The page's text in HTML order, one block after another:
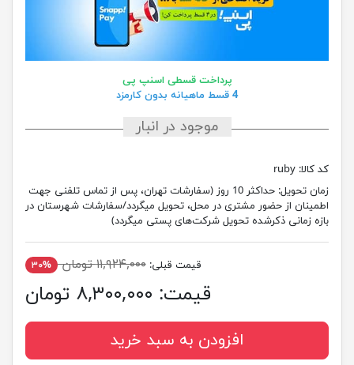
پرداخت قسطی اسنپ پی
4 قسط ماهیانه بدون کارمزد
موجود در انبار
کد کالا: ruby
زمان تحویل:
حداکثر 10 روز (سفارشات تهران، پس از تماس تلفنی جهت
اطمینان از حضور مشتری در محل، تحویل میگردد/سفارشات شهرستان در
بازه زمانی ذکرشده تحویل شرکت‌های پستی میگردد)
قیمت قبلی: ۱۱,۹۲۴,۰۰۰ تومان ۳۰%
قیمت: ۸,۳۰۰,۰۰۰ تومان
افزودن به سبد خرید